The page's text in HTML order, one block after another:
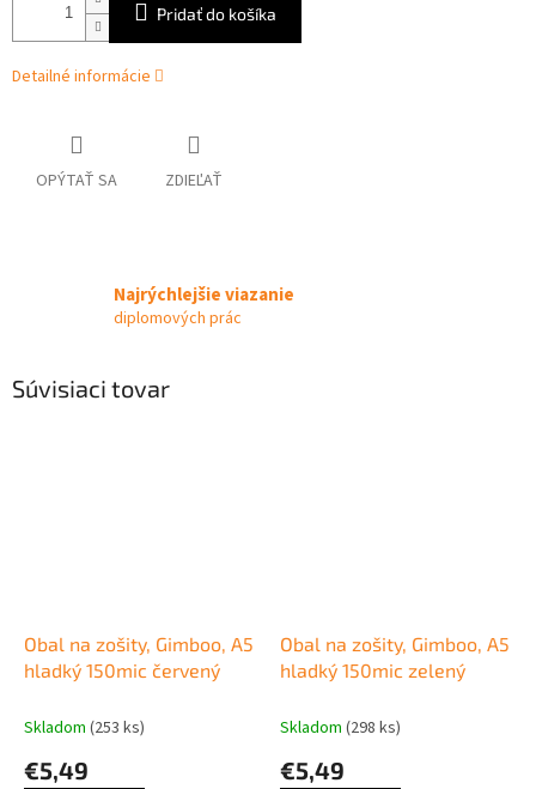
Pridať do košíka
Detailné informácie
OPÝTAŤ SA ZDIEĽAŤ
Najrýchlejšie viazanie
diplomových prác
Súvisiaci tovar
Obal na zošity, Gimboo, A5
hladký 150mic červený
Skladom (253 ks)
€5,49
Obal na zošity, Gimboo, A5
hladký 150mic zelený
Skladom (298 ks)
€5,49